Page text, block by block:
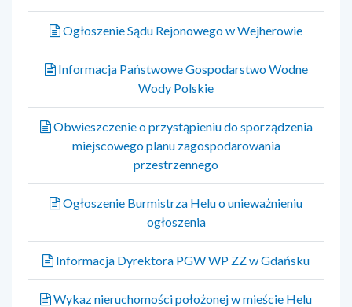
Ogłoszenie Sądu Rejonowego w Wejherowie
Informacja Państwowe Gospodarstwo Wodne
Wody Polskie
Obwieszczenie o przystąpieniu do sporządzenia
miejscowego planu zagospodarowania
przestrzennego
Ogłoszenie Burmistrza Helu o unieważnieniu
ogłoszenia
Informacja Dyrektora PGW WP ZZ w Gdańsku
Wykaz nieruchomości położonej w mieście Helu